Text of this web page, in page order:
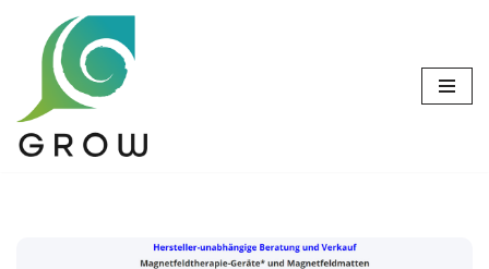
Zum
springen